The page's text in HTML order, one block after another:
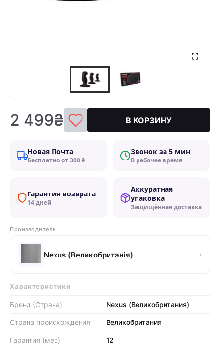
2 499₴ В КОРЗИНУ
Новая Почта
Бесплатно от 300 ₴
Звонок за 5 мин
В рабочее время
Гарантия возврата
14 дней
Аккуратная
упаковка
Защищённая доставка
Производитель
Nexus (Великобританія) ›
Характеристики
Бренд (Страна) Nexus (Великобритания)
Страна происхождения Великобритания
Гарантия (мес) 12